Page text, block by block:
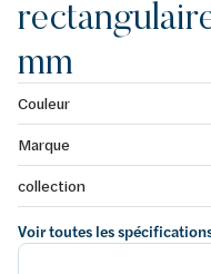
mm
Couleur
Marque
collection
Voir toutes les